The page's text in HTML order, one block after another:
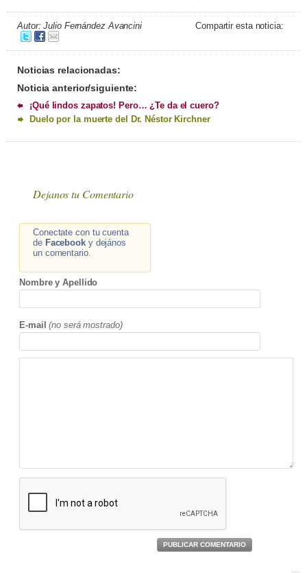
Autor: Julio Fernández Avancini Compartir esta noticia:
Noticias relacionadas:
Noticia anterior/siguiente:
¡Qué lindos zapatos! Pero… ¿Te da el cuero?
Duelo por la muerte del Dr. Néstor Kirchner
Dejanos tu Comentario
Conectate con tu cuenta
de Facebooky dejános
un comentario.
Nombre y Apellido
E-mail (no será mostrado)
PUBLICAR COMENTARIO